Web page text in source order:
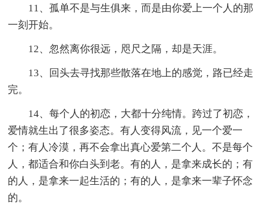
11、孤单不是与生俱来，而是由你爱上一个人的那
一刻开始。
12、忽然离你很远，咫尺之隔，却是天涯。
13、回头去寻找那些散落在地上的感觉，路已经走
完。
14、每个人的初恋，大都十分纯情。跨过了初恋，
爱情就生出了很多姿态。有人变得风流，见一个爱一
个；有人冷漠，再不会拿出真心爱第二个人。不是每个
人，都适合和你白头到老。有的人，是拿来成长的；有
的人，是拿来一起生活的；有的人，是拿来一辈子怀念
的。